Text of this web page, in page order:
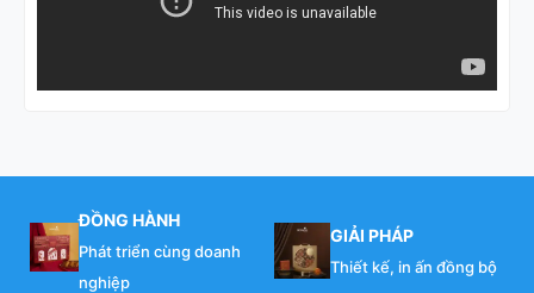
ĐỒNG HÀNH
Phát triển cùng doanh
nghiệp
GIẢI PHÁP
Thiết kế, in ấn đồng bộ